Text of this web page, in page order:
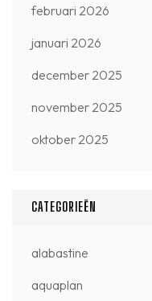
februari 2026
januari 2026
december 2025
november 2025
oktober 2025
CATEGORIEËN
alabastine
aquaplan